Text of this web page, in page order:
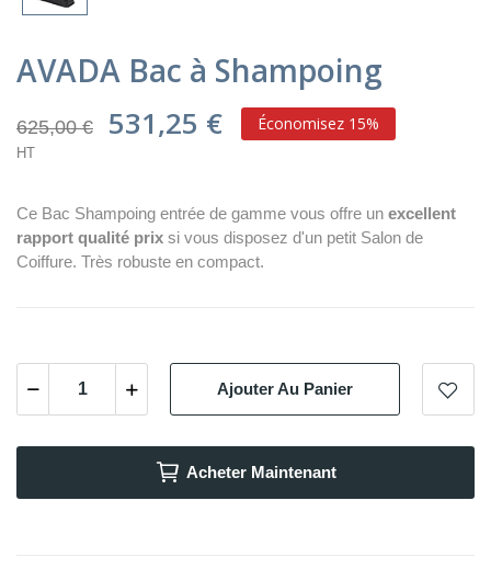
AVADA Bac à Shampoing
625,00 € 531,25 € Économisez 15%
HT
Ce Bac Shampoing entrée de gamme vous offre un excellent
rapport qualité prix si vous disposez d'un petit Salon de
Coiffure. Très robuste en compact.
Ajouter Au Panier
Acheter Maintenant